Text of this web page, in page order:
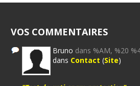
VOS COMMENTAIRES
Bruno dans %AM, %20
dans Contact (Site)